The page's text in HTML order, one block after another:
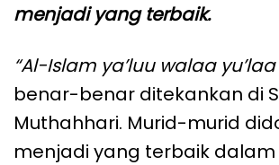
menjadi yang terbaik.
“Al-Islam ya’luu walaa yu’laa
benar-benar ditekankan di
Muthahhari. Murid-murid
menjadi yang terbaik